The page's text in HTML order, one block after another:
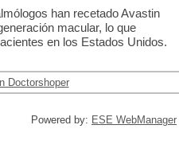
han recetado Avastin
macular, lo que
en los Estados Unidos.
Doctorshoper
Powered by: ESE WebManager